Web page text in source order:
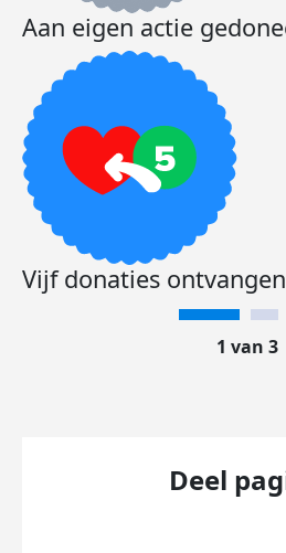
Aan eigen actie
Vijf donaties ontvangen
1 van 3
Deel